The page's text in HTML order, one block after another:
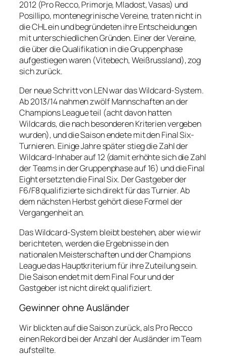
2012 (Pro Recco, Primorje, Mladost, Vasas) und
Posillipo, montenegrinische Vereine, traten nicht in
die CHL ein und begründeten ihre Entscheidungen
mit unterschiedlichen Gründen. Einer der Vereine,
die über die Qualifikation in die Gruppenphase
aufgestiegen waren (Vitebech, Weißrussland), zog
sich zurück.
Der neue Schritt von LEN war das Wildcard-System.
Ab 2013/14 nahmen zwölf Mannschaften an der
Champions League teil (acht davon hatten
Wildcards, die nach besonderen Kriterien vergeben
wurden), und die Saison endete mit den Final Six-
Turnieren. Einige Jahre später stieg die Zahl der
Wildcard-Inhaber auf 12 (damit erhöhte sich die Zahl
der Teams in der Gruppenphase auf 16) und die Final
Eight ersetzten die Final Six. Der Gastgeber der
F6/F8 qualifizierte sich direkt für das Turnier. Ab
dem nächsten Herbst gehört diese Formel der
Vergangenheit an.
Das Wildcard-System bleibt bestehen, aber wie wir
berichteten, werden die Ergebnisse in den
nationalen Meisterschaften und der Champions
League das Hauptkriterium für ihre Zuteilung sein.
Die Saison endet mit dem Final Four und der
Gastgeber ist nicht direkt qualifiziert.
Gewinner ohne Ausländer
Wir blickten auf die Saison zurück, als Pro Recco
einen Rekord bei der Anzahl der Ausländer im Team
aufstellte.